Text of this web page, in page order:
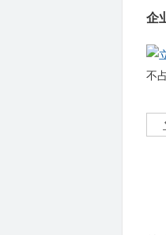
企
不